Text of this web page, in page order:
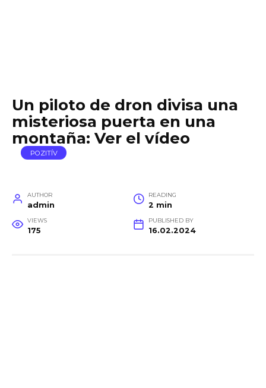
Un piloto de dron divisa una
misteriosa puerta en una
montaña: Ver el vídeo
POZITÍV
AUTHOR
admin
READING
2 min
VIEWS
175
PUBLISHED BY
16.02.2024